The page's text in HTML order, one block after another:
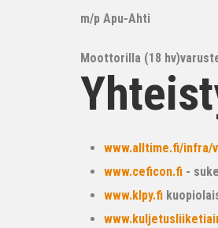
m/p Apu-Ahti
Moottorilla (18
www.alltime.fi/infra/
www.ceficon.fi -
www.klpy.fi